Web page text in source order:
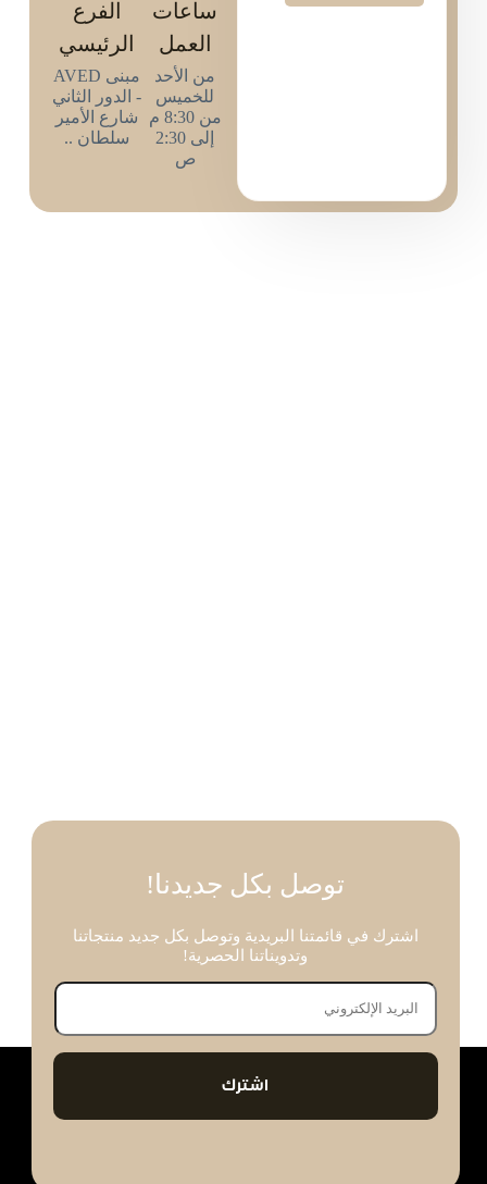
ساعات
العمل
من الأحد
للخميس
من 8:30 م
إلى 2:30
ص
الفرع
الرئيسي
مبنى AVED
- الدور الثاني
شارع الأمير
سلطان ..
توصل بكل جديدنا!
اشترك في قائمتنا البريدية وتوصل بكل جديد منتجاتنا
وتدويناتنا الحصرية!
اشترك